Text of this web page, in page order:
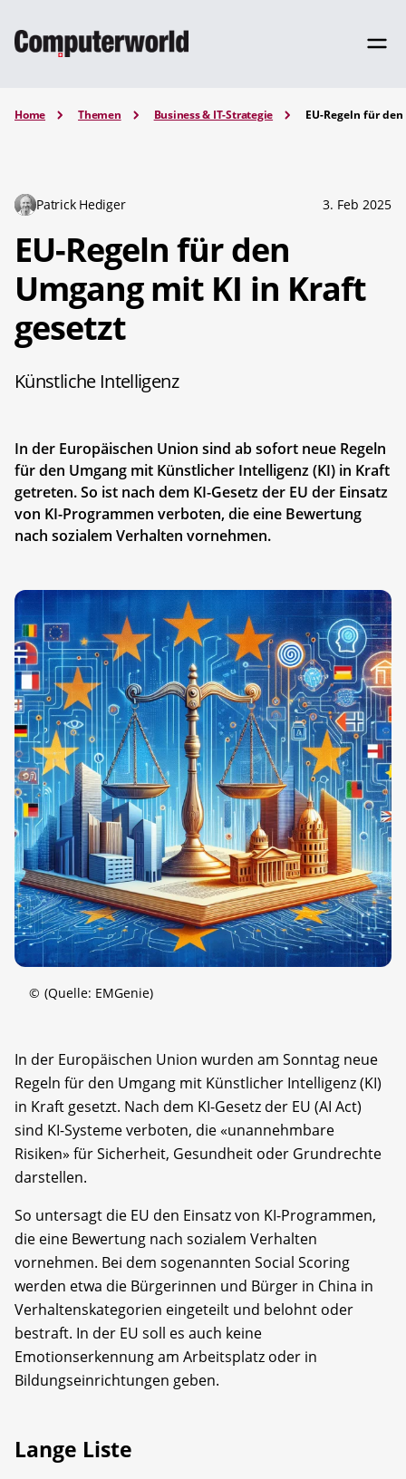
Home Themen Business & IT-Strategie EU-Regeln für
Patrick Hediger 3. Feb 2025
EU-Regeln für den
Umgang mit KI in Kraft
gesetzt
Künstliche Intelligenz
In der Europäischen Union sind ab sofort neue Regeln
für den Umgang mit Künstlicher Intelligenz (KI) in Kraft
getreten. So ist nach dem KI-Gesetz der EU der Einsatz
von KI-Programmen verboten, die eine Bewertung
nach sozialem Verhalten vornehmen.
© (Quelle: EMGenie)
In der Europäischen Union wurden am Sonntag neue
Regeln für den Umgang mit Künstlicher Intelligenz (KI)
in Kraft gesetzt. Nach dem KI-Gesetz der EU (AI Act)
sind KI-Systeme verboten, die «unannehmbare
Risiken» für Sicherheit, Gesundheit oder Grundrechte
darstellen.
So untersagt die EU den Einsatz von KI-Programmen,
die eine Bewertung nach sozialem Verhalten
vornehmen. Bei dem sogenannten Social Scoring
werden etwa die Bürgerinnen und Bürger in China in
Verhaltenskategorien eingeteilt und belohnt oder
bestraft. In der EU soll es auch keine
Emotionserkennung am Arbeitsplatz oder in
Bildungseinrichtungen geben.
Lange Liste